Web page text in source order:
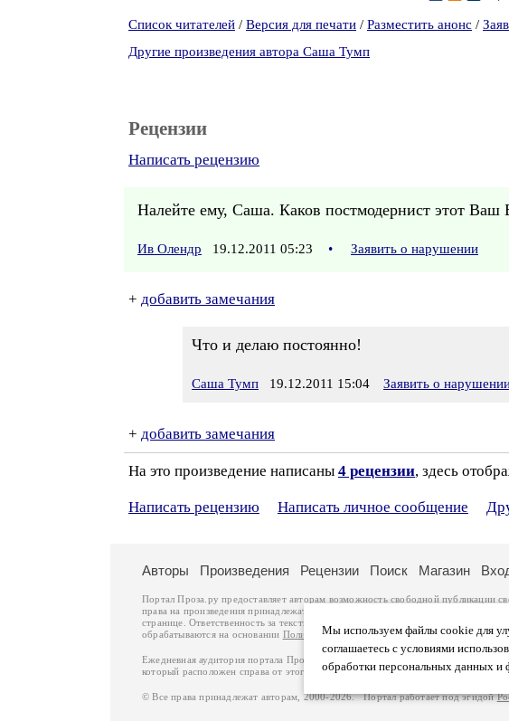
Список читателей / Версия для печати / Разместить анонс /
Другие произведения автора Саша Тумп
Рецензии
Написать рецензию
Налейте ему, Саша. Каков постмодернист этот Ваш
Ив Олендр 19.12.2011 05:23 • Заявить о нарушении
+ добавить замечания
Что и делаю постоянно!
Саша Тумп 19.12.2011 15:04 Заявить о
+ добавить замечания
На это произведение написаны 4 рецензии, здесь
Написать рецензию Написать личное сообщение
Мы используем файлы cookie для
соглашаетесь с условиями
обработки персональных данных и
Авторы Произведения Рецензии Поиск Магазин
Портал Проза.ру предоставляет авторам возможность свободной публикации
права на произведения принадлежат авторам и охраняются
.
странице. Ответственность за тексты произведений авторы несут
обрабатываются на основании Политики обработки персональных данных. Вы
Ежедневная аудитория портала Проза.ру – порядка 100 тысяч посетителей,
который расположен справа от этого текста. В каждой графе указано по две
© Все права принадлежат авторам, 2000-2026. Портал работает под эгидой